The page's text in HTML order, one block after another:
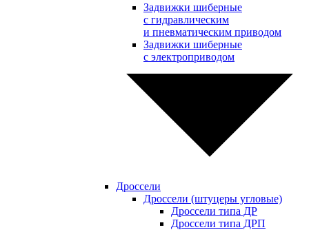
Задвижки шиберные
с гидравлическим
и пневматическим приводом
Задвижки шиберные
с электроприводом
Дроссели
Дроссели (штуцеры угловые)
Дроссели типа ДР
Дроссели типа ДРП